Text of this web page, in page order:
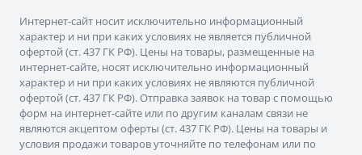
Интернет-сайт носит исключительно информационный
характер и ни при каких условиях не является публичной
офертой (ст. 437 ГК РФ). Цены на товары, размещенные на
интернет-сайте, носят исключительно информационный
характер и ни при каких условиях не являются публичной
офертой (ст. 437 ГК РФ). Отправка заявок на товар с помощью
форм на интернет-сайте или по другим каналам связи не
являются акцептом оферты (ст. 437 ГК РФ). Цены на товары и
условия продажи товаров уточняйте по телефонам или по